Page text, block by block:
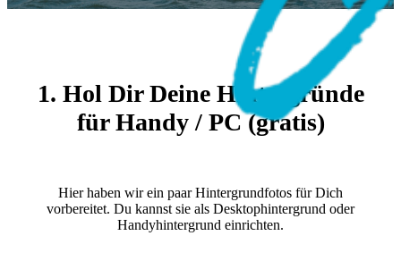
1. Hol Dir Deine Hintergründe
für Handy / PC (gratis)
Hier haben wir ein paar Hintergrundfotos für Dich
vorbereitet. Du kannst sie als Desktophintergrund oder
Handyhintergrund einrichten.